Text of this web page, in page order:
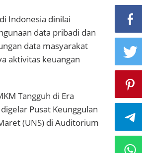
Indonesia dinilai
data pribadi dan
data masyarakat
aktivitas keuangan
Tangguh di Era
Pusat Keunggulan
(UNS) di Auditorium